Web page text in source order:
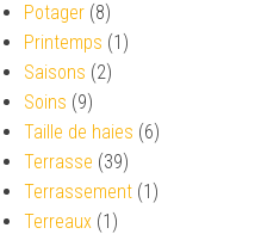
Potager (8)
Printemps (1)
Saisons (2)
Soins (9)
Taille de haies (6)
Terrasse (39)
Terrassement (1)
Terreaux (1)